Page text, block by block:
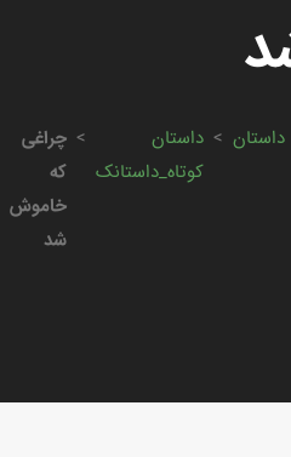
داستان > داستان
کوتاه_داستانک
> چراغی
که
خاموش
شد